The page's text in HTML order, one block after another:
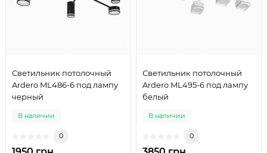
Светильник потолочный
Ardero ML486-6 под лампу
черный
В наличии
0
Светильник потолочный
Ardero ML495-6 под лампу
белый
В наличии
0